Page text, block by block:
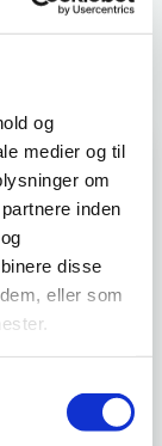
og
medier og til
om
inden
disse
eller som